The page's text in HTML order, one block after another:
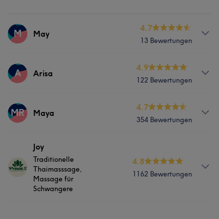
M May
4.7
13 Bewertungen
Services
A Arisa
4.9
122 Bewertungen
Services
Was unsere Kunden über Arisa sagen
Kompetent 5
MR Maya
4.7
354 Bewertungen
Services
Massage
Joy
Traditionelle
Thaimasssage,
Massage für
Schwangere
4.8
1162 Bewertungen